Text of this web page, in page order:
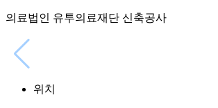
의료법인 유투의료재단 신축공사
위치